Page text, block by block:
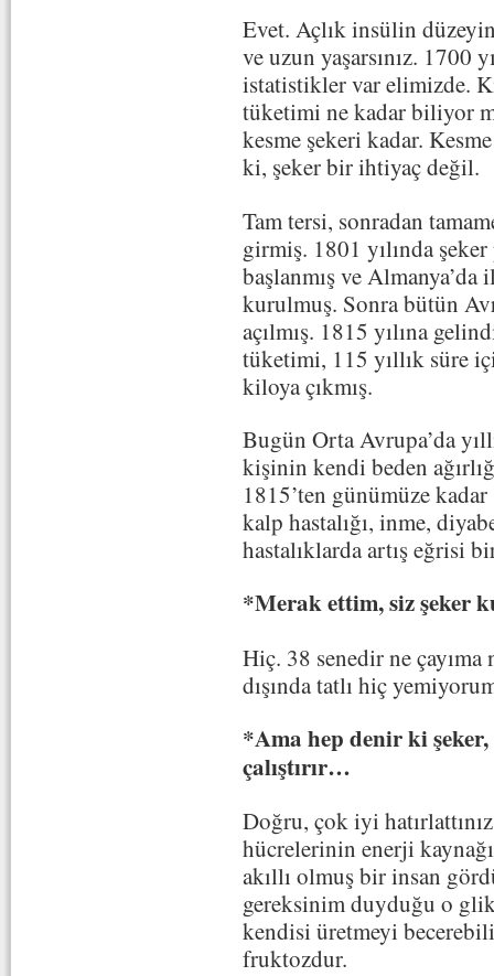
Evet. Açlık insülin
ve uzun yaşarsınız. 1700
istatistikler var elimizde.
tüketimi ne kadar biliyor
kesme şekeri kadar.
ki, şeker bir ihtiyaç değil.
Tam tersi, sonradan
girmiş. 1801 yılında
başlanmış ve
kurulmuş. Sonra bütün
açılmış. 1815 yılına
tüketimi, 115 yıllık süre
kiloya çıkmış.
Bugün Orta Avrupa’da
kişinin kendi beden
1815’ten günümüze
kalp hastalığı, inme,
hastalıklarda artış eğrisi
*Merak ettim, siz şeker
Hiç. 38 senedir ne
dışında tatlı hiç
*Ama hep denir ki
çalıştırır…
Doğru, çok iyi
hücrelerinin enerji
akıllı olmuş bir insan
gereksinim duyduğu o
kendisi üretmeyi
fruktozdur.